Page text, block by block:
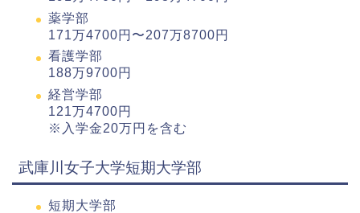
薬学部
171万4700円〜207万8700円
看護学部
188万9700円
経営学部
121万4700円
※入学金20万円を含む
武庫川女子大学短期大学部
短期大学部